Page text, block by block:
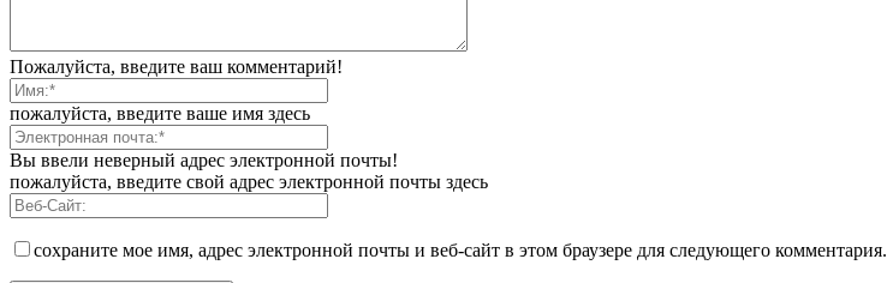
Пожалуйста, введите ваш комментарий!
пожалуйста, введите ваше имя здесь
Вы ввели неверный адрес электронной почты!
пожалуйста, введите свой адрес электронной почты здесь
сохраните мое имя, адрес электронной почты и веб-сайт в этом браузере для следующего комментария.